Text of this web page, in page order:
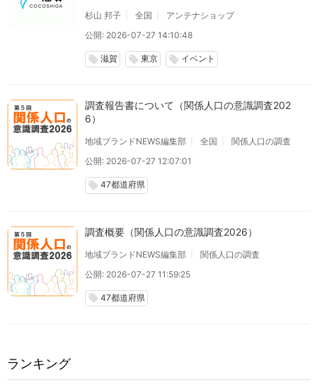
杉山 邦子 全国
アンテナショップ
公開: 2026-07-27 14:10:48
local_offer 滋賀 local_offer 東京 local_offer イベント
調査報告書について（関係人口の意識調査202
6）
地域ブランドNEWS編集部 全国
関係人口の調査
公開: 2026-07-27 12:07:01
local_offer 47都道府県
調査概要（関係人口の意識調査2026）
地域ブランドNEWS編集部
関係人口の調査
公開: 2026-07-27 11:59:25
local_offer 47都道府県
ランキング